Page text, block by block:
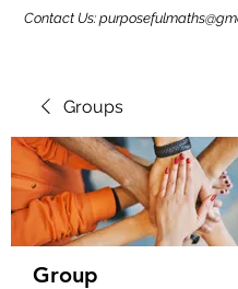
Contact Us:
Groups
Group